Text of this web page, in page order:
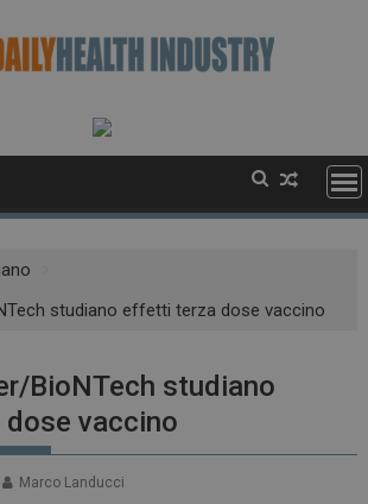
studiano effetti terza dose vaccino
BioNTech studiano
vaccino
Marco Landucci